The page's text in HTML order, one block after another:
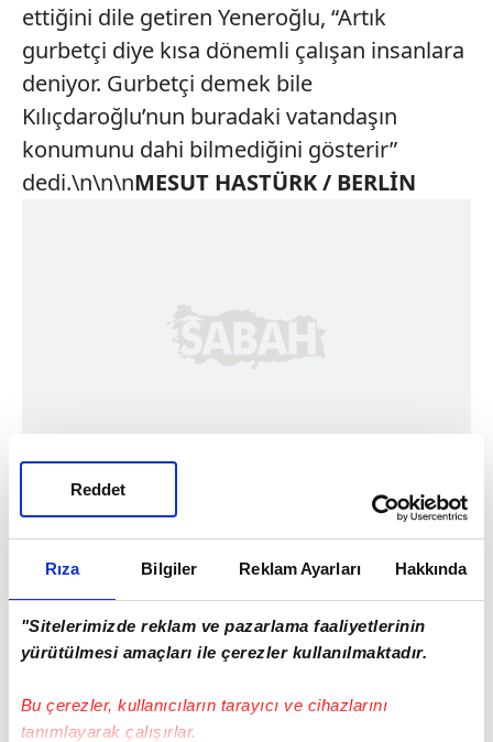
Rıza Bilgiler Reklam Ayarları Hakkında
"Sitelerimizde reklam ve pazarlama faaliyetlerinin
yürütülmesi amaçları ile çerezler kullanılmaktadır.
Bu çerezler, kullanıcıların tarayıcı ve cihazlarını
tanımlayarak çalışırlar.
Reddet
ettiğini dile getiren Yeneroğlu, “Artık
gurbetçi diye kısa dönemli çalışan insanlara
deniyor. Gurbetçi demek bile
Kılıçdaroğlu’nun buradaki vatandaşın
konumunu dahi bilmediğini gösterir”
dedi.\n\n\nMESUT HASTÜRK / BERLİN